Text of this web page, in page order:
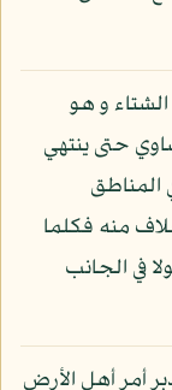
الشتاء و هو
حتى ينتهي
المناطق
منه فكلما
في الجانب
أمر أهل الأرض